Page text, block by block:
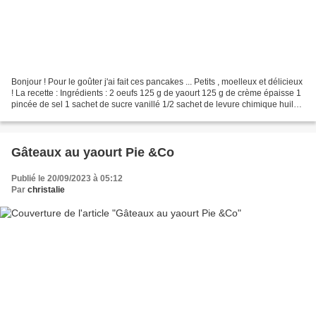
Bonjour ! Pour le goûter j'ai fait ces pancakes ... Petits , moelleux et délicieux
! La recette : Ingrédients : 2 oeufs 125 g de yaourt 125 g de crème épaisse 1
pincée de sel 1 sachet de sucre vanillé 1/2 sachet de levure chimique huile
Gâteaux au yaourt Pie &Co
Publié le 20/09/2023 à 05:12
Par christalie